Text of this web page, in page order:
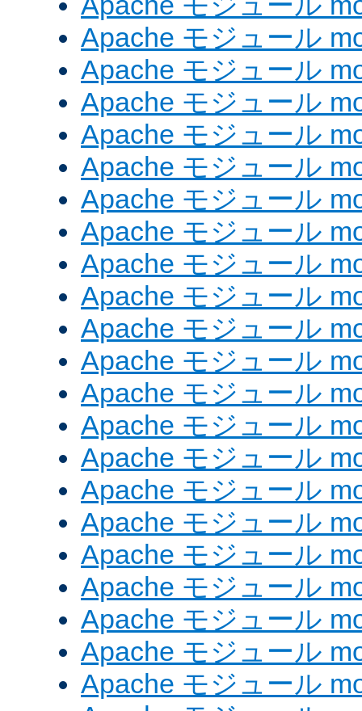
Apache モジュール
Apache モジュール
Apache モジュール
Apache モジュール
Apache モジュール
Apache モジュール
Apache モジュール
Apache モジュール
Apache モジュール
Apache モジュール
Apache モジュール
Apache モジュール
Apache モジュール
Apache モジュール
Apache モジュール
Apache モジュール
Apache モジュール
Apache モジュール
Apache モジュール
Apache モジュール
Apache モジュール